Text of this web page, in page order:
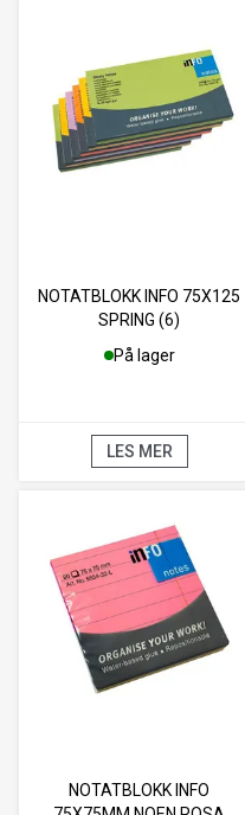
NOTATBLOKK INFO 75X125
SPRING (6)
På lager
LES MER
NOTATBLOKK INFO